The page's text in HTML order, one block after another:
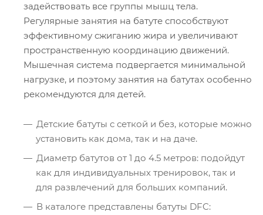
задействовать все группы мышц тела.
Регулярные занятия на батуте способствуют
эффективному сжиганию жира и увеличивают
пространственную координацию движений.
Мышечная система подвергается минимальной
нагрузке, и поэтому занятия на батутах особенно
рекомендуются для детей.
Детские батуты с сеткой и без, которые можно
установить как дома, так и на даче.
Диаметр батутов от 1 до 4.5 метров: подойдут
как для индивидуальных тренировок, так и
для развлечений для больших компаний.
В каталоге представлены батуты DFC: